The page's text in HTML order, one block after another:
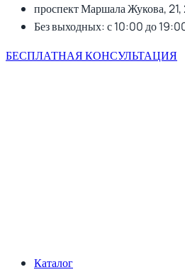
проспект Маршала Жукова, 21,
Без выходных: с 10:00 до
БЕСПЛАТНАЯ КОНСУЛЬТАЦИЯ
Каталог